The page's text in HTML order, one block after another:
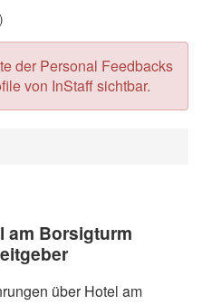
der Personal Feedbacks
von InStaff sichtbar.
am Borsigturm
über Hotel am